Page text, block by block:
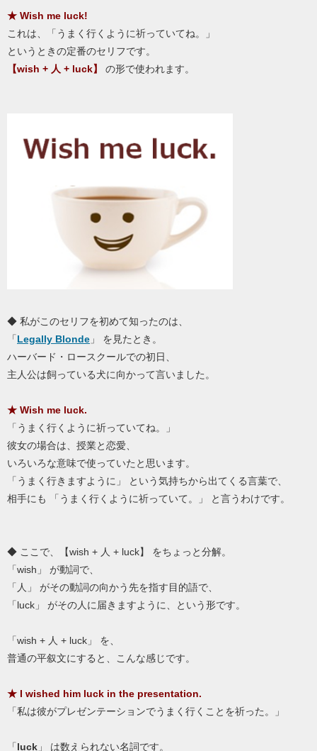
★ Wish me luck!
これは、「うまく行くように祈っていてね。」
というときの定番のセリフです。
【wish + 人 + luck】
の形で使われます。
◆ 私がこのセリフを初めて知ったのは、
「Legally Blonde 」 を見たとき。
ハーバード・ロースクールでの初日、
主人公は飼っている犬に向かって言いました。
★ Wish me luck.
「うまく行くように祈っていてね。」
彼女の場合は、授業と恋愛、
いろいろな意味で使っていたと思います。
「うまく行きますように」 という気持ちから出てくる言葉で、
相手にも 「うまく行くように祈っていて。」 と言うわけです。
◆ ここで、【wish + 人 + luck】 をちょっと分解。
「wish」 が動詞で、
「人」 がその動詞の向かう先を指す目的語で、
「luck」 がその人に届きますように、という形です。
「wish + 人 + luck」 を、
普通の平叙文にすると、こんな感じです。
★ I wished him luck in the presentation.
「私は彼がプレゼンテーションでうまく行くことを祈った。」
「luck 」 は数えられない名詞です。